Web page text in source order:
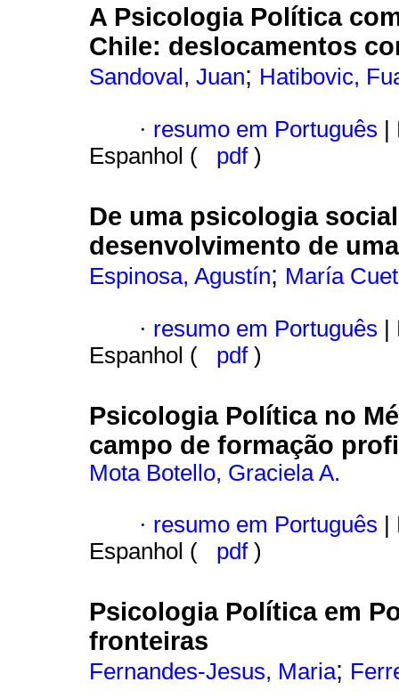
A Psicologia Política
Chile: deslocamentos
Sandoval, Juan; Hatibovic,
· resumo em Português
Espanhol (
pdf )
De uma psicologia
desenvolvimento de
Espinosa, Agustín; María
· resumo em Português
Espanhol (
pdf )
Psicologia Política no
campo de formação
Mota Botello, Graciela A.
· resumo em Português
Espanhol (
pdf )
Psicologia Política em
fronteiras
Fernandes-Jesus, Maria;